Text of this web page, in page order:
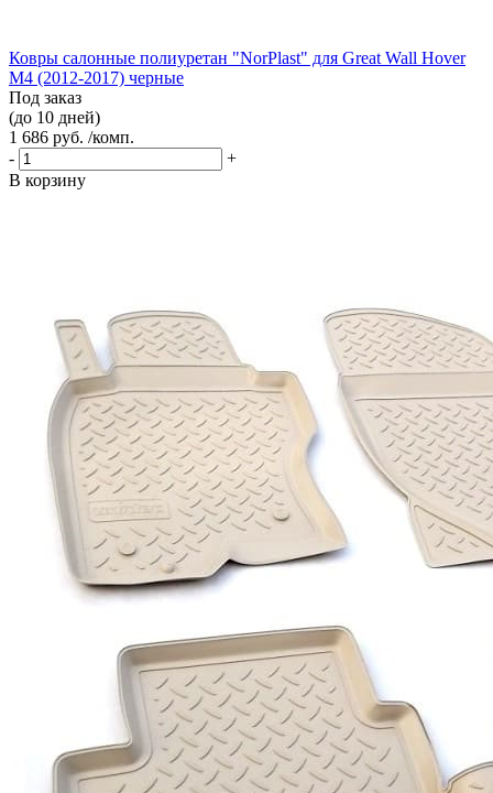
Ковры салонные полиуретан "NorPlast" для Great Wall Hover
M4 (2012-2017) черные
Под заказ
(до 10 дней)
1 686 руб. /комп.
-
+
В корзину